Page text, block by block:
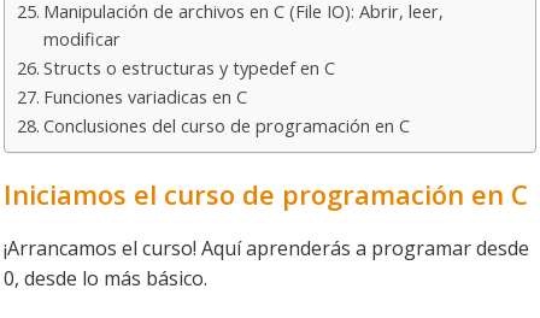
Manipulación de archivos en C (File IO): Abrir, leer,
modificar
Structs o estructuras y typedef en C
Funciones variadicas en C
Conclusiones del curso de programación en C
Iniciamos el curso de programación en C
¡Arrancamos el curso! Aquí aprenderás a programar desde
0, desde lo más básico.